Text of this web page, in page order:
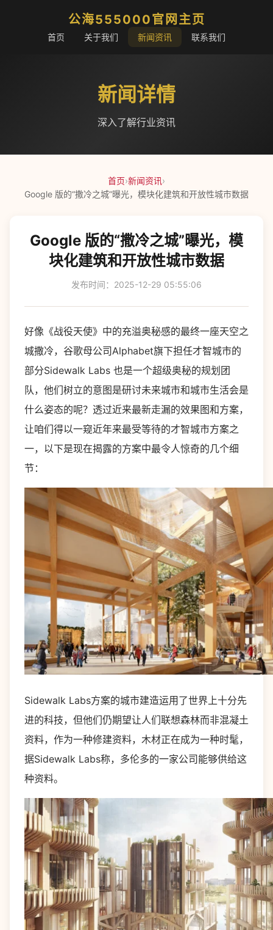
公海555000官网主页
首页 关于我们 新闻资讯 联系我们
新闻详情
深入了解行业资讯
首页›新闻资讯›
Google 版的“撒冷之城”曝光，模块化建筑和开放性城市数据
Google 版的“撒冷之城”曝光，模
块化建筑和开放性城市数据
发布时间：2025-12-29 05:55:06
好像《战役天使》中的充溢奥秘感的最终一座天空之
城撒冷，谷歌母公司Alphabet旗下担任才智城市的
部分Sidewalk Labs 也是一个超级奥秘的规划团
队，他们树立的意图是研讨未来城市和城市生活会是
什么姿态的呢？透过近来最新走漏的效果图和方案，
让咱们得以一窥近年来最受等待的才智城市方案之
一，以下是现在揭露的方案中最令人惊奇的几个细
节：
Sidewalk Labs方案的城市建造运用了世界上十分先
进的科技，但他们仍期望让人们联想森林而非混凝土
资料，作为一种修建资料，木材正在成为一种时髦，
据Sidewalk Labs称，多伦多的一家公司能够供给这
种资料。